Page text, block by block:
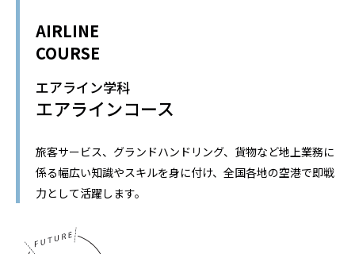
AIRLINE
COURSE
エアライン学科
エアラインコース
旅客サービス、グランドハンドリング、貨物など地上業務に
係る幅広い知識やスキルを身に付け、全国各地の空港で即戦
力として活躍します。